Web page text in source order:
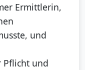
Ermittlerin,
und
Pflicht und